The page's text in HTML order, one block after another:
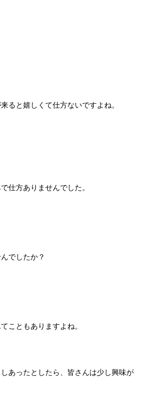
ると嬉しくて仕方ないですよね。
仕方ありませんでした。
でしたか？
こともありますよね。
あったとしたら、皆さんは少し興味が